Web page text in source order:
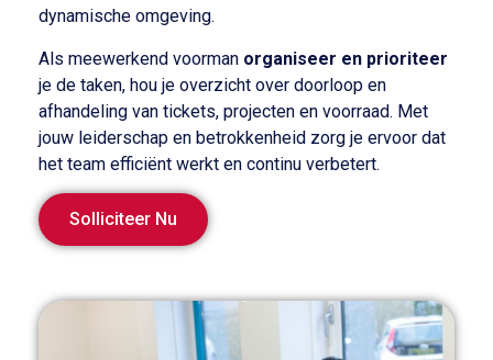
dynamische omgeving.
Als meewerkend voorman organiseer en prioriteer
je de taken, hou je overzicht over doorloop en
afhandeling van tickets, projecten en voorraad. Met
jouw leiderschap en betrokkenheid zorg je ervoor dat
het team efficiënt werkt en continu verbetert.
Solliciteer Nu